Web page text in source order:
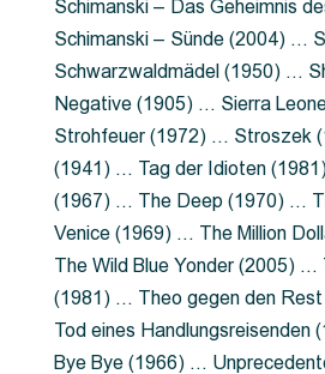
Schimanski – Das Geheimnis
Schimanski – Sünde (2004) …
Schwarzwaldmädel (1950) …
Negative (1905) … Sierra
Strohfeuer (1972) … Stroszek
(1941) … Tag der Idioten
(1967) … The Deep (1970) …
Venice (1969) … The Million
The Wild Blue Yonder (2005) …
(1981) … Theo gegen den
Tod eines Handlungsreisenden
Bye Bye (1966) …